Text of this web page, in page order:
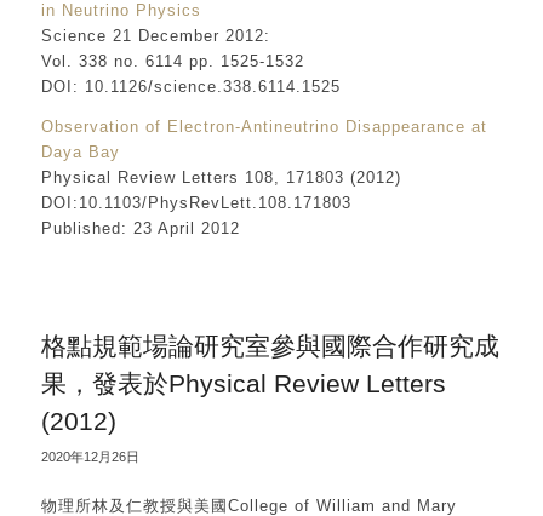
in Neutrino Physics
Science 21 December 2012:
Vol. 338 no. 6114 pp. 1525-1532
DOI: 10.1126/science.338.6114.1525
Observation of Electron-Antineutrino Disappearance at
Daya Bay
Physical Review Letters 108, 171803 (2012)
DOI:10.1103/PhysRevLett.108.171803
Published: 23 April 2012
格點規範場論研究室參與國際合作研究成
果，發表於Physical Review Letters
(2012)
2020年12月26日
物理所林及仁教授與美國College of William and Mary